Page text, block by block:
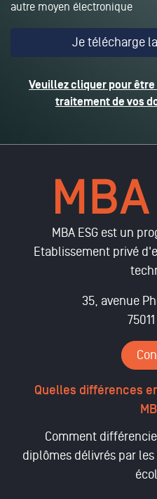
autre moyen électronique
Veuillez cliquer pour
traitement de vos
MBA ESG est un
Etablissement privé
35, avenue
Quelles différences
Comment
diplômes délivrés par